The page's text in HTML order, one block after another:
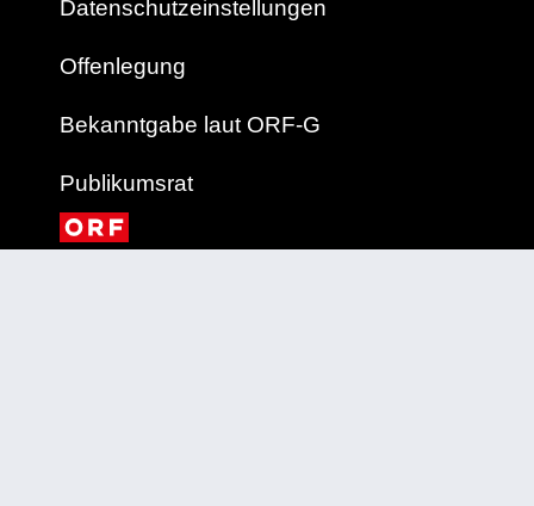
Datenschutzeinstellungen
Offenlegung
Bekanntgabe laut ORF-G
Publikumsrat